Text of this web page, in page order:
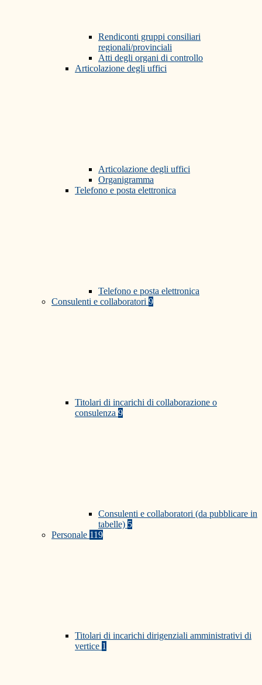
Rendiconti gruppi consiliari
regionali/provinciali
Atti degli organi di controllo
Articolazione degli uffici
Articolazione degli uffici
Organigramma
Telefono e posta elettronica
Telefono e posta elettronica
Consulenti e collaboratori 9
Titolari di incarichi di collaborazione o
consulenza 9
Consulenti e collaboratori (da pubblicare in
tabelle) 5
Personale 119
Titolari di incarichi dirigenziali amministrativi di
vertice 1